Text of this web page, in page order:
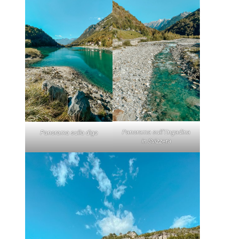
Panorama sulla diga
Panorama sull’Engadina
in Svizzera